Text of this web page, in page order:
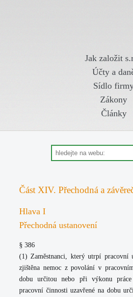
Jak založit
Účty a
Sídlo
Zákony
Články
Část XIV. Přechodná a
Hlava I
Přechodná ustanovení
§ 386
(1) Zaměstnanci, který utrpí pracovní
zjištěna nemoc z povolání v
dobu určitou nebo při výkonu
pracovní činnosti uzavřené na dobu